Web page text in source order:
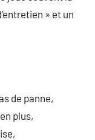
» et un
de panne,
plus,